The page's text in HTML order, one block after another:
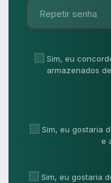
armazenados
e
Sim, eu gostaria